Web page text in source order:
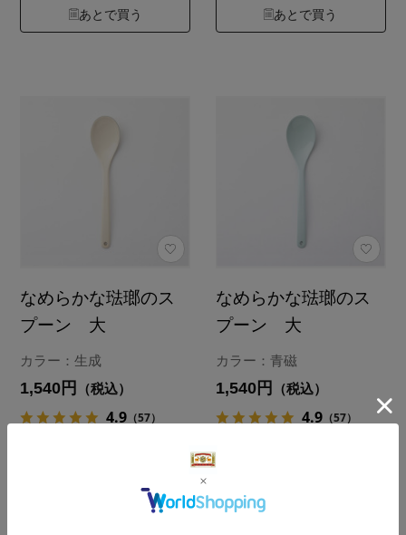
あとで買う あとで買う
なめらかな琺瑯のス
プーン 大
カラー：生成
1,540円 （税込）
4.9 （57）
なめらかな琺瑯のス
プーン 大
カラー：青磁
1,540円 （税込）
4.9 （57）